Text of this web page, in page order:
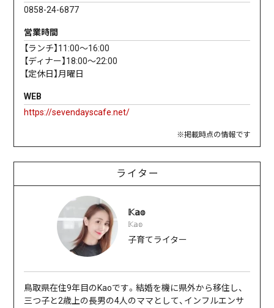
0858-24-6877
営業時間
【ランチ】11:00～16:00
【ディナー】18:00～22:00
【定休日】月曜日
WEB
https://sevendayscafe.net/
※掲載時点の情報です
ライター
𝕂𝕒𝕠
𝕂𝕒𝕠
子育てライター⠀
鳥取県在住9年目のKaoです。結婚を機に県外から移住し、
三つ子と2歳上の長男の4人のママとして、インフルエンサ